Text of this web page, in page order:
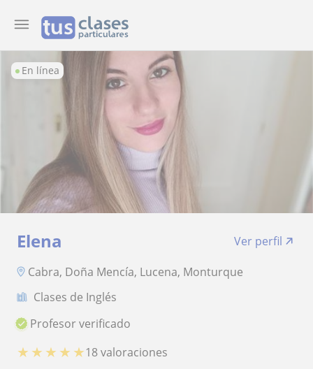
En línea
Elena
Ver perfil
Cabra, Doña Mencía, Lucena, Monturque
Clases de Inglés
Profesor verificado
★ ★ ★ ★ ★18 valoraciones